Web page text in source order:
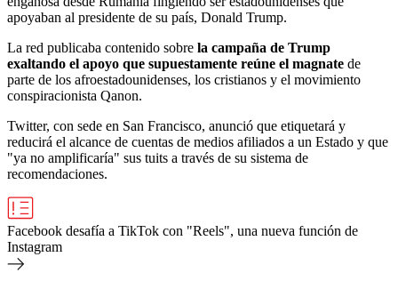
apoyaban al presidente de su país, Donald Trump.
La red publicaba contenido sobre la campaña de Trump
exaltando el apoyo que supuestamente reúne el magnate de
parte de los afroestadounidenses, los cristianos y el movimiento
conspiracionista Qanon.
Twitter, con sede en San Francisco, anunció que etiquetará y
reducirá el alcance de cuentas de medios afiliados a un Estado y que
"ya no amplificaría" sus tuits a través de su sistema de
recomendaciones.
Facebook desafía a TikTok con "Reels", una nueva función de
Instagram